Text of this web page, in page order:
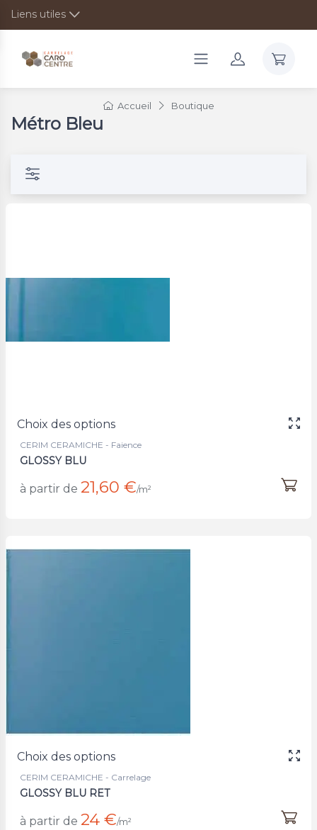
Liens utiles
Accueil Boutique
Métro Bleu
Choix des options
CERIM CERAMICHE - Faience
GLOSSY BLU
à partir de 21,60 €/m²
Choix des options
CERIM CERAMICHE - Carrelage
GLOSSY BLU RET
à partir de 24 €/m²